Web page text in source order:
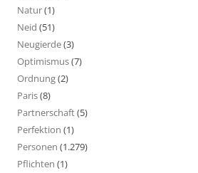
Natur(1)
Neid (51)
Neugierde(3)
Optimismus(7)
Ordnung(2)
Paris(8)
Partnerschaft(5)
Perfektion (1)
Personen (1.279)
Pflichten (1)